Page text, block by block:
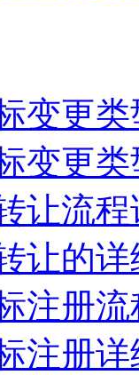
变更
变更
让流程
让的
注册
注册